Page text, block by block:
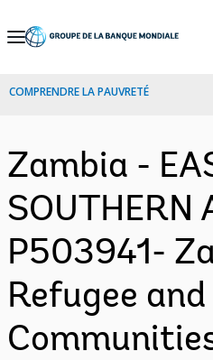
Skip
Navigation
COMPRENDRE LA PAUVRETÉ
Zambia -
SOUTHERN
P503941-
Refugee